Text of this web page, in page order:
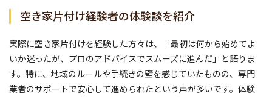
空き家片付け経験者の体験談を紹介
実際に空き家片付けを経験した方々は、「最初は何から始めてよ
いか迷ったが、プロのアドバイスでスムーズに進んだ」と語りま
す。特に、地域のルールや手続きの壁を感じていたものの、専門
業者のサポートで安心して進められたという声が多いです。体験